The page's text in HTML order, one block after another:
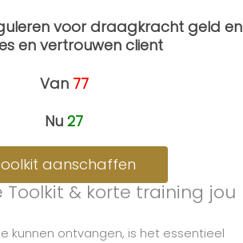
voor draagkracht geld en
en vertrouwen client
Van77
Nu 27
aanschaffen
& korte training jou
kunnen ontvangen, is het essentieel